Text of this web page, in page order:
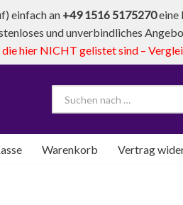
einfach an +49 1516 5175270eine
und unverbindliches
hier NICHT gelistet sind –
Warenkorb Vertrag